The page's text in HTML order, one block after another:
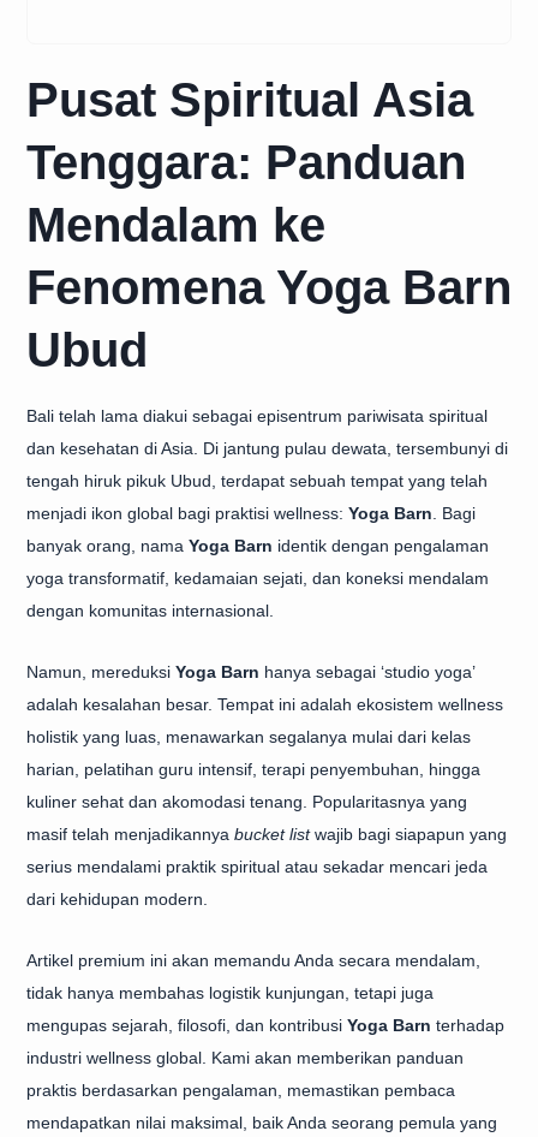
Pusat Spiritual Asia
Tenggara: Panduan
Mendalam ke
Fenomena Yoga Barn
Ubud
Bali telah lama diakui sebagai episentrum pariwisata spiritual
dan kesehatan di Asia. Di jantung pulau dewata, tersembunyi di
tengah hiruk pikuk Ubud, terdapat sebuah tempat yang telah
menjadi ikon global bagi praktisi wellness: Yoga Barn . Bagi
banyak orang, nama Yoga Barn identik dengan pengalaman
yoga transformatif, kedamaian sejati, dan koneksi mendalam
dengan komunitas internasional.
Namun, mereduksi Yoga Barn hanya sebagai ‘studio yoga’
adalah kesalahan besar. Tempat ini adalah ekosistem wellness
holistik yang luas, menawarkan segalanya mulai dari kelas
harian, pelatihan guru intensif, terapi penyembuhan, hingga
kuliner sehat dan akomodasi tenang. Popularitasnya yang
masif telah menjadikannya bucket listwajib bagi siapapun yang
serius mendalami praktik spiritual atau sekadar mencari jeda
dari kehidupan modern.
Artikel premium ini akan memandu Anda secara mendalam,
tidak hanya membahas logistik kunjungan, tetapi juga
mengupas sejarah, filosofi, dan kontribusi Yoga Barn terhadap
industri wellness global. Kami akan memberikan panduan
praktis berdasarkan pengalaman, memastikan pembaca
mendapatkan nilai maksimal, baik Anda seorang pemula yang